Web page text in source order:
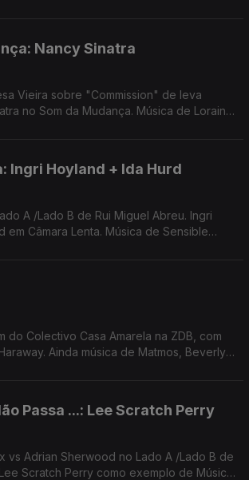
Nancy Sinatra
Vieira sobre "Commission" de Ieva
no Som da Mudança. Música de Loraine
Ingri Hoyland + Ida Hurd
A /Lado B de Rui Miguel Abreu. Ingri
em Câmara Lenta. Música de Sensible
do Colectivo Casa Amarela na ZDB, com
Ainda música de Matmos, Beverly
Passa ...: Lee Scratch Perry
vs Adrian Sherwood no Lado A /Lado B de
Scratch Perry como exemplo de Música